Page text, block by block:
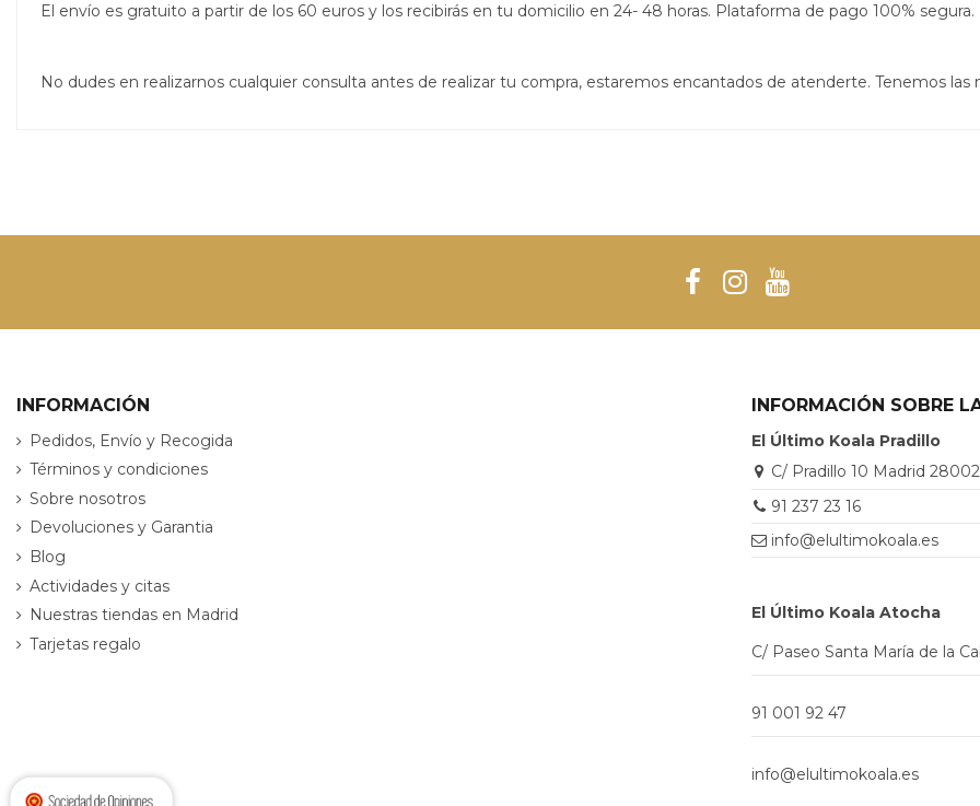
El envío es gratuito a partir de los 60 euros y los recibirás en tu domicilio en 24- 48 horas. Plataforma de pago 100% segura.
No dudes en realizarnos cualquier consulta antes de realizar tu compra, estaremos encantados de atenderte. Tenemos las
INFORMACIÓN
Pedidos, Envío y Recogida
Términos y condiciones
Sobre nosotros
Devoluciones y Garantia
Blog
Actividades y citas
Nuestras tiendas en Madrid
Tarjetas regalo
INFORMACIÓN SOBRE
El Último Koala Pradillo
C/ Pradillo 10 Madrid 28002
91 237 23 16
info@elultimokoala.es
El Último Koala Atocha
C/ Paseo Santa María de la
91 001 92 47
info@elultimokoala.es